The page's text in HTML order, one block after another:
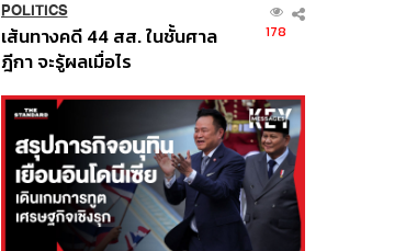
POLITICS
เส้นทางคดี 44 สส. ในชั้นศาล
ฎีกา จะรู้ผลเมื่อไร
178